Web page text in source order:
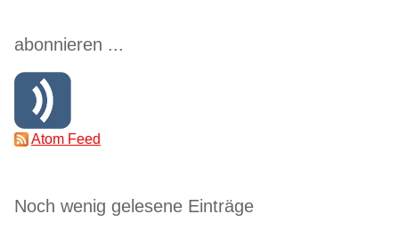
abonnieren ...
Atom Feed
Noch wenig gelesene Einträge